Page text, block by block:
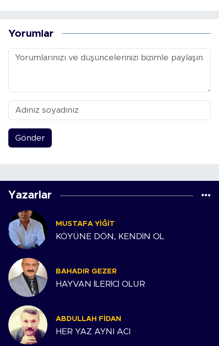
Yorumlar
Gönder
Yazarlar
MUSTAFA YIĞIT
KÖYÜNE DÖN, KENDİN OL
BAHADIR GEZER
HAYVAN İLERİCİ OLUR
ABDULLAH FIDAN
HER YAZ AYNI ACI